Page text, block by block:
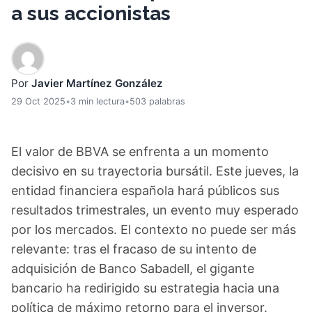
a sus accionistas
Por Javier Martínez González
29 Oct 2025•3 min lectura•503 palabras
El valor de BBVA se enfrenta a un momento
decisivo en su trayectoria bursátil. Este jueves, la
entidad financiera española hará públicos sus
resultados trimestrales, un evento muy esperado
por los mercados. El contexto no puede ser más
relevante: tras el fracaso de su intento de
adquisición de Banco Sabadell, el gigante
bancario ha redirigido su estrategia hacia una
política de máximo retorno para el inversor.